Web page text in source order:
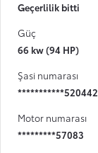
Geçerlilik bitti
Güç
66 kw (94 HP)
Şasi numarası
***********520442
Motor numarası
*********57083